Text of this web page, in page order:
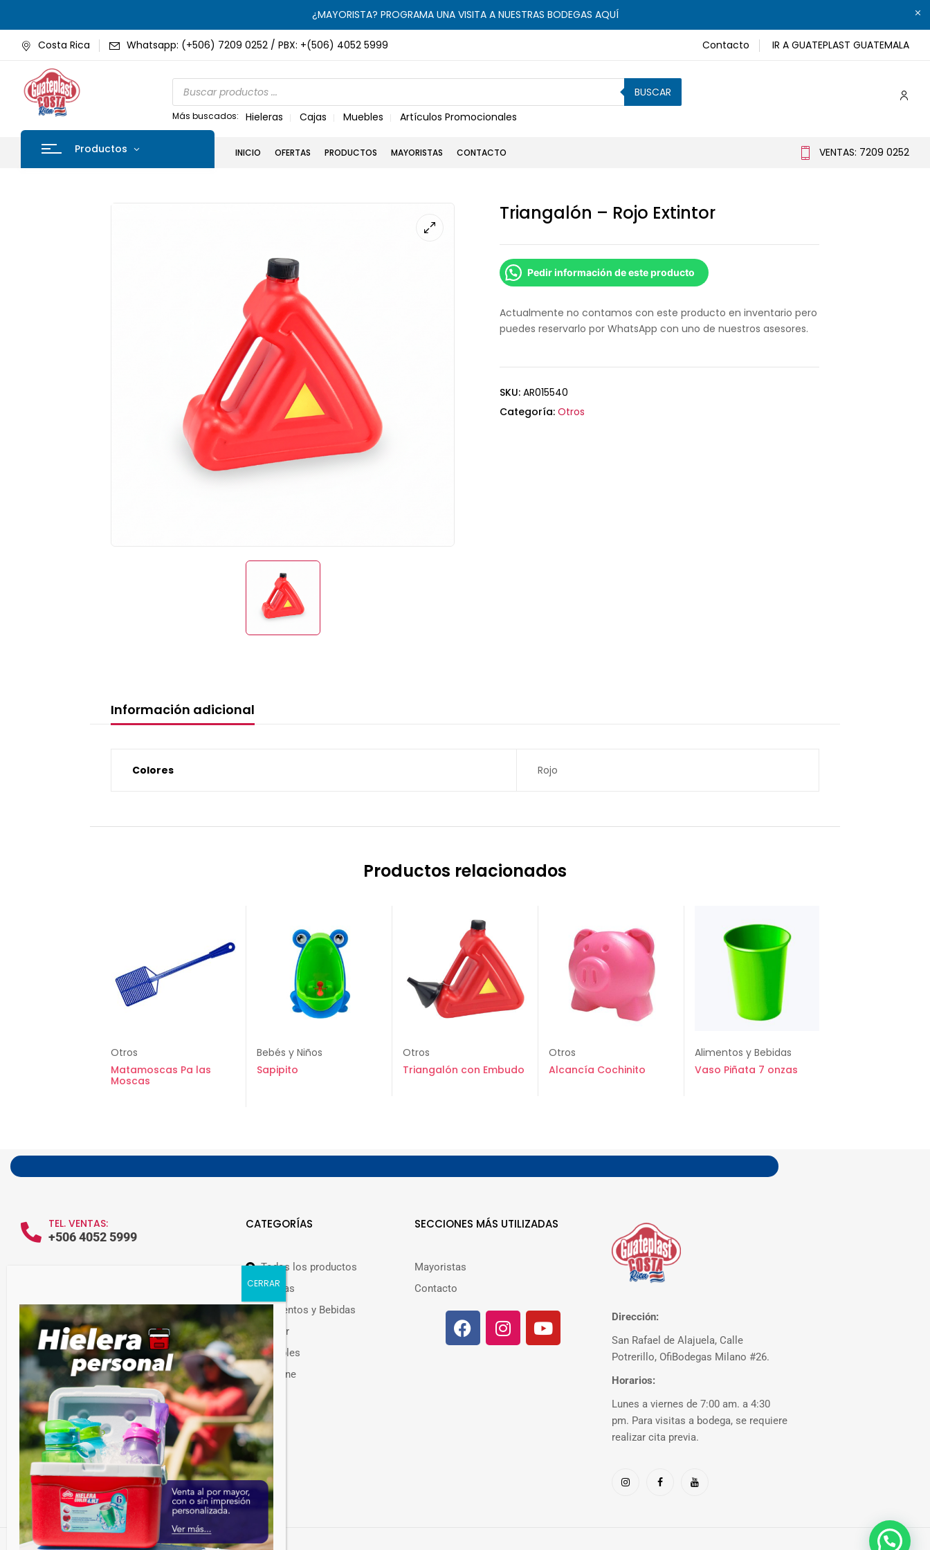
¿MAYORISTA? PROGRAMA UNA VISITA A NUESTRAS BODEGAS AQUÍ
Costa Rica Whatsapp: (+506) 7209 0252 / PBX: +(506) 4052 5999 Contacto IR A GUATEPLAST GUATEMALA
BUSCAR
Más buscados: Hieleras Cajas Muebles Artículos Promocionales
Productos INICIO OFERTAS PRODUCTOS MAYORISTAS CONTACTO VENTAS: 7209 0252
Triangalón – Rojo Extintor
Pedir información de este producto
Actualmente no contamos con este producto en inventario pero
puedes reservarlo por WhatsApp con uno de nuestros asesores.
SKU: AR015540
Categoría: Otros
Información adicional
Colores Rojo
Productos relacionados
Otros
Matamoscas Pa las
Moscas
Bebés y Niños
Sapipito
Otros
Triangalón con Embudo
Otros
Alcancía Cochinito
Alimentos y Bebidas
Vaso Piñata 7 onzas
TEL. VENTAS:
+506 4052 5999
Guateplast Costa Rica.
Fabricante y distribuidor de productos
plásticos.
Venta de productos plásticos por mayor en
Costa Rica. Más de 300 productos
disponibles.
CATEGORÍAS
Todos los productos
Ofertas
Alimentos y Bebidas
Hogar
Muebles
Higiene
Otros
SECCIONES MÁS UTILIZADAS
Mayoristas
Contacto
Dirección:
San Rafael de Alajuela, Calle
Potrerillo, OfiBodegas Milano #26.
Horarios:
Lunes a viernes de 7:00 am. a 4:30
pm. Para visitas a bodega, se requiere
realizar cita previa.